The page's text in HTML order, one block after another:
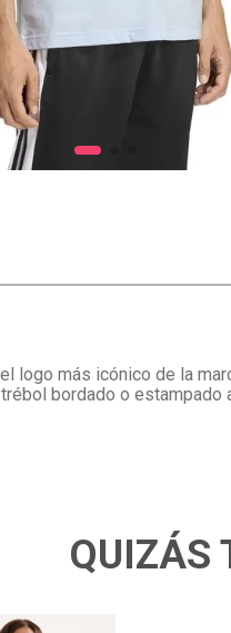
logo más icónico de la
bordado o
QUIZÁS